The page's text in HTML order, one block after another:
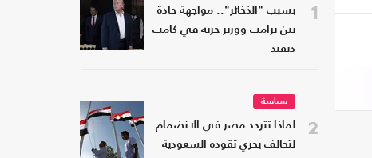
1
بسبب "الذخائر".. مواجهة حادة
بين ترامب ووزير حربه في كامب
ديفيد
2
سياسة
لماذا تتردد مصر في الانضمام
لتحالف بحري تقوده السعودية